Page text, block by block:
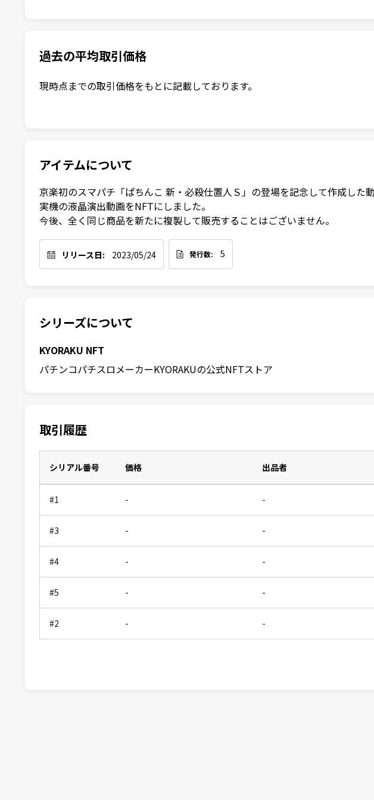
過去の平均取引価格
現時点までの取引価格をもとに記載しております。
アイテムについて
京楽初のスマパチ「ぱちんこ 新・必殺仕置人Ｓ」の登場を記念して作成した動
実機の液晶演出動画をNFTにしました。
リリース日: 2023/05/24 発行数: 5
シリーズについて
KYORAKU NFT
パチンコパチスロメーカーKYORAKUの公式NFTストア
取引履歴
シリアル番号 価格 出品者
#1 - -
#3 - -
#4 - -
#5 - -
#2 - -